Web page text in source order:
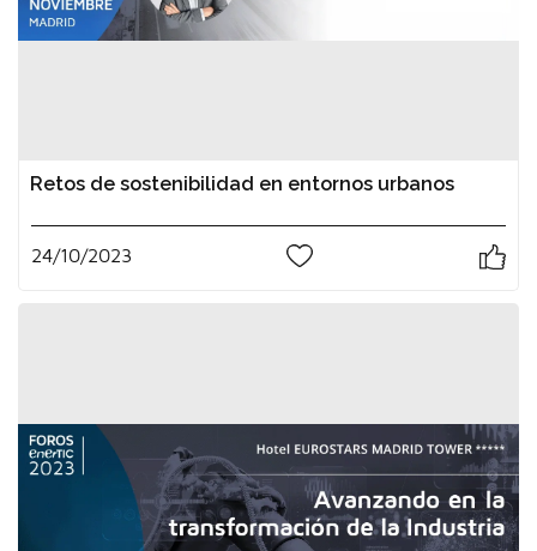
Retos de sostenibilidad en entornos urbanos
24/10/2023